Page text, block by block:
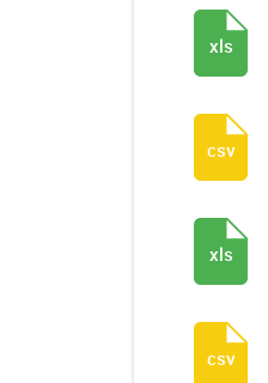
xls
csv
xls
csv